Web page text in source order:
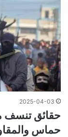
2025-04-03
حقائق تنسف
حماس